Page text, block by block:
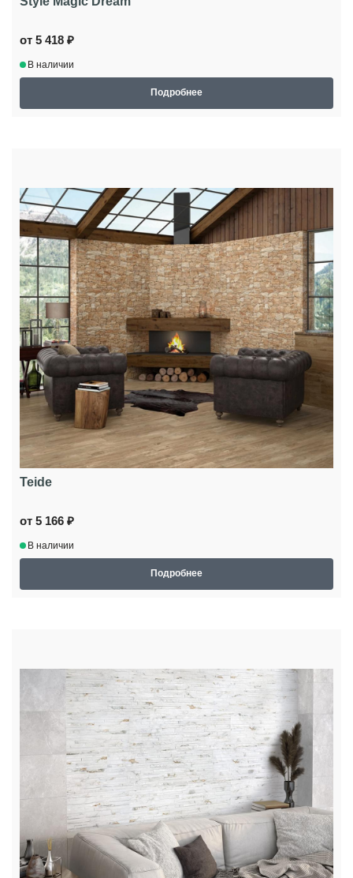
от 5 418 ₽
В наличии
Подробнее
Teide
от 5 166 ₽
В наличии
Подробнее